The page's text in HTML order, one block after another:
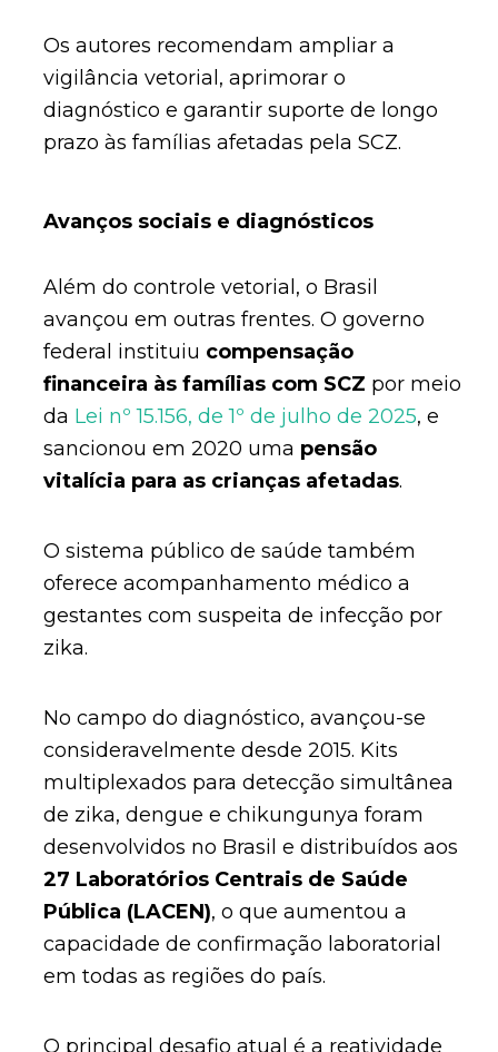
Os autores recomendam ampliar a
vigilância vetorial, aprimorar o
diagnóstico e garantir suporte de longo
prazo às famílias afetadas pela SCZ.
Avanços sociais e diagnósticos
Além do controle vetorial, o Brasil
avançou em outras frentes. O governo
federal instituiu compensação
financeira às famílias com SCZ por meio
da Lei nº 15.156, de 1º de julho de 2025, e
sancionou em 2020 uma pensão
vitalícia para as crianças afetadas.
O sistema público de saúde também
oferece acompanhamento médico a
gestantes com suspeita de infecção por
zika.
No campo do diagnóstico, avançou-se
consideravelmente desde 2015. Kits
multiplexados para detecção simultânea
de zika, dengue e chikungunya foram
desenvolvidos no Brasil e distribuídos aos
27 Laboratórios Centrais de Saúde
Pública (LACEN), o que aumentou a
capacidade de confirmação laboratorial
em todas as regiões do país.
O principal desafio atual é a reatividade